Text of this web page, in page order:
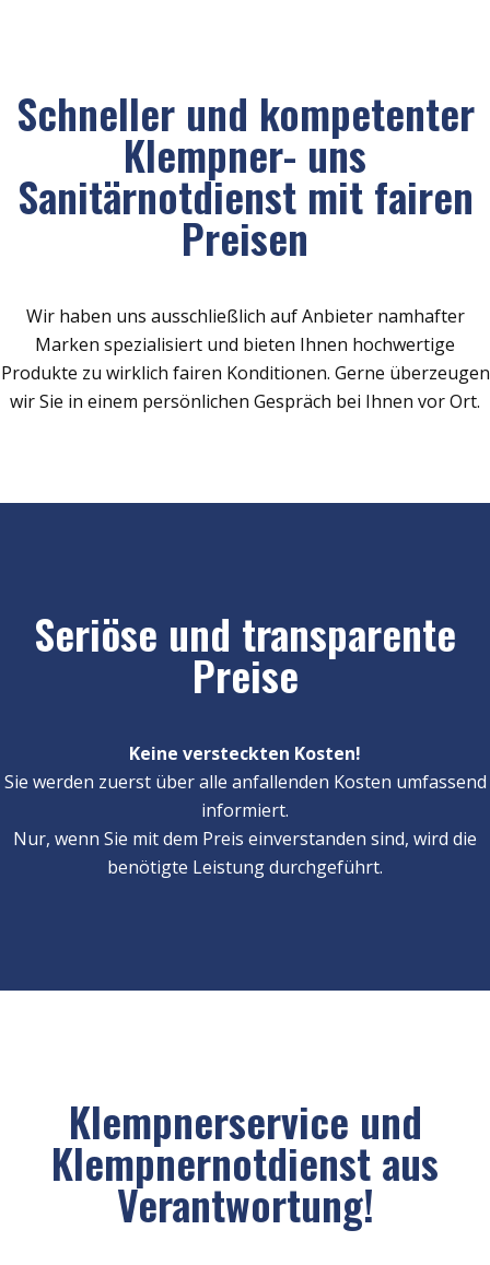
Schneller und kompetenter
Klempner- uns
Sanitärnotdienst mit fairen
Preisen
Wir haben uns ausschließlich auf Anbieter namhafter
Marken spezialisiert und bieten Ihnen hochwertige
Produkte zu wirklich fairen Konditionen. Gerne überzeugen
wir Sie in einem persönlichen Gespräch bei Ihnen vor Ort.
Seriöse und transparente
Preise
Keine versteckten Kosten!
Sie werden zuerst über alle anfallenden Kosten umfassend
informiert.
Nur, wenn Sie mit dem Preis einverstanden sind, wird die
benötigte Leistung durchgeführt.
Klempnerservice und
Klempnernotdienst aus
Verantwortung!